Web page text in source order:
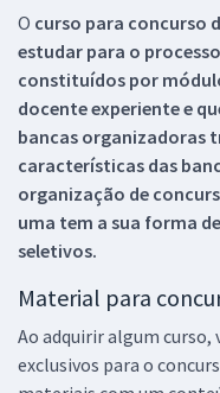
O curso para concurso
estudar para o
constituídos por
docente experiente e
bancas organizadoras
características das
organização de
uma tem a sua forma
seletivos.
Material para
Ao adquirir algum curso,
exclusivos para o